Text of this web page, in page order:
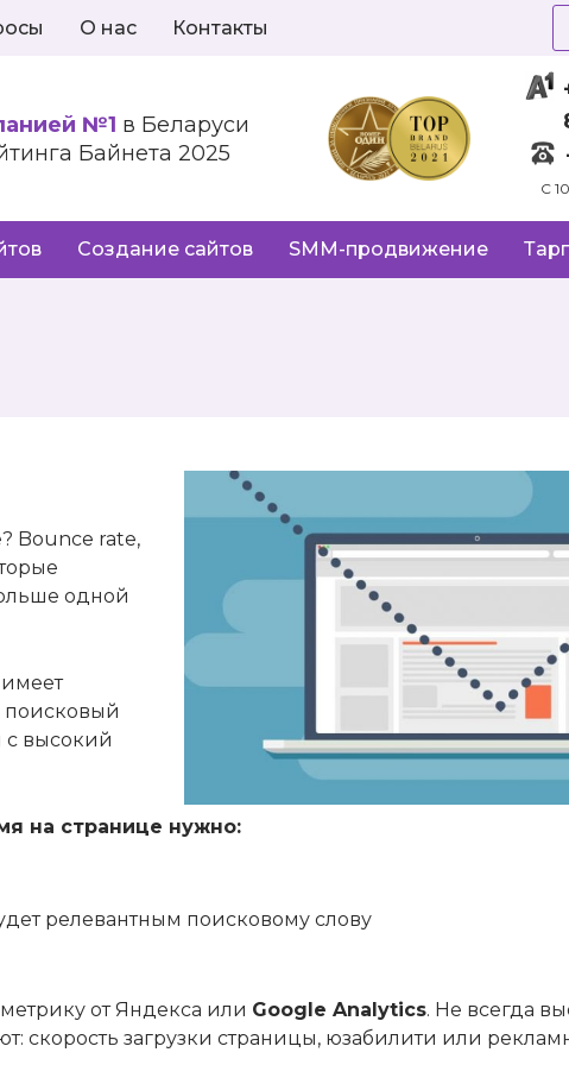
О нас Контакты
№1 в Беларуси
Байнета 2025
C
Создание сайтов SMM-продвижение
Bounce rate,
одной
имеет
поисковый
с высокий
на странице нужно:
релевантным поисковому слову
от Яндекса или Google Analytics. Не всегда
скорость загрузки страницы, юзабилити или